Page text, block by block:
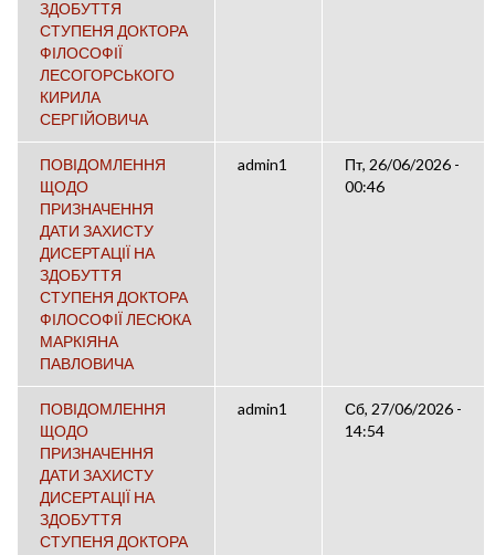
ЗДОБУТТЯ
СТУПЕНЯ ДОКТОРА
ФІЛОСОФІЇ
ЛЕСОГОРСЬКОГО
КИРИЛА
СЕРГІЙОВИЧА
ПОВІДОМЛЕННЯ
ЩОДО
ПРИЗНАЧЕННЯ
ДАТИ ЗАХИСТУ
ДИСЕРТАЦІЇ НА
ЗДОБУТТЯ
СТУПЕНЯ ДОКТОРА
ФІЛОСОФІЇ ЛЕСЮКА
МАРКІЯНА
ПАВЛОВИЧА
admin1
Пт, 26/06/2026 -
00:46
ПОВІДОМЛЕННЯ
ЩОДО
ПРИЗНАЧЕННЯ
ДАТИ ЗАХИСТУ
ДИСЕРТАЦІЇ НА
ЗДОБУТТЯ
СТУПЕНЯ ДОКТОРА
admin1
Сб, 27/06/2026 -
14:54